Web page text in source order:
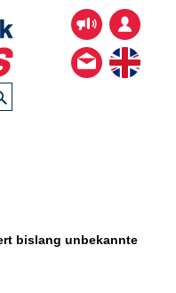
bislang unbekannte